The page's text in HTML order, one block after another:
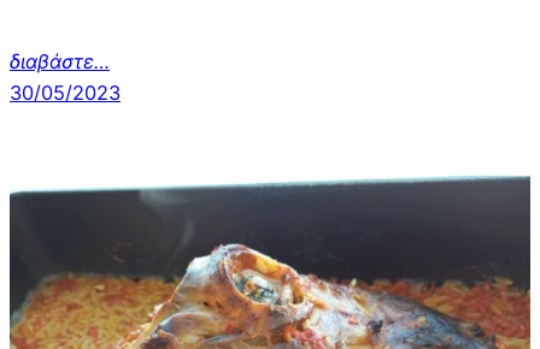
διαβάστε…
30/05/2023